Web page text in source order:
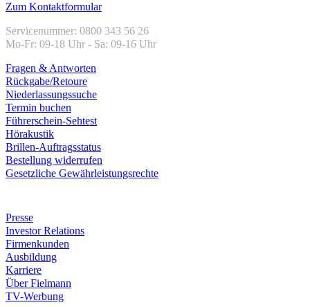
Zum Kontaktformular
Servicenummer: 0800 343 56 26
Mo-Fr: 09-18 Uhr - Sa: 09-16 Uhr
Fragen & Antworten
Rückgabe/Retoure
Niederlassungssuche
Termin buchen
Führerschein-Sehtest
Hörakustik
Brillen-Auftragsstatus
Bestellung widerrufen
Gesetzliche Gewährleistungsrechte
Presse
Investor Relations
Firmenkunden
Ausbildung
Karriere
Über Fielmann
TV-Werbung